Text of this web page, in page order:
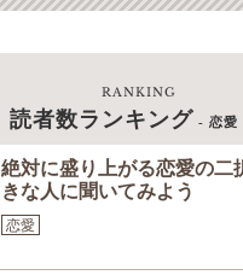
RANKING
読者数ランキング - 恋愛
絶対に盛り上がる恋愛の
きな人に聞いてみよう
恋愛